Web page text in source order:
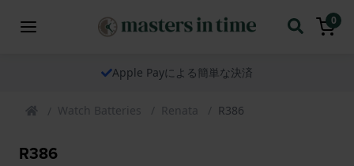
0
Apple Payによる簡単な決済
Watch Batteries Renata R386
R386